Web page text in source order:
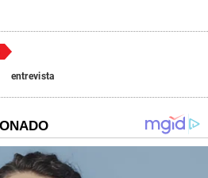
entrevista